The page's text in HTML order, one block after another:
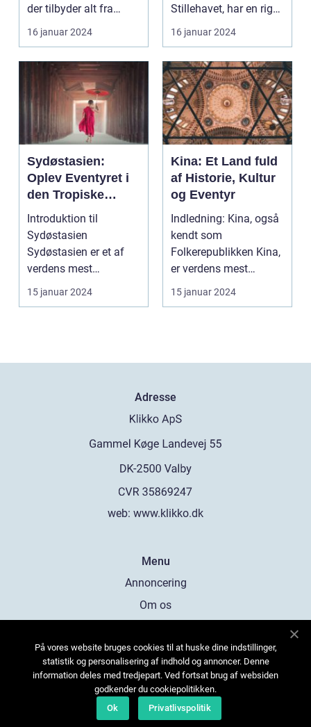
der tilbyder alt fra
smukke strand...
16 januar 2024
Stillehavet, har en rig
og fascinerende kult...
16 januar 2024
Sydøstasien:
Oplev Eventyret i
den Tropiske
Paradis
Introduktion til
Sydøstasien
Sydøstasien er et af
verdens mest
populære rejsemål, der
tiltrækker eve...
15 januar 2024
Kina: Et Land fuld
af Historie, Kultur
og Eventyr
Indledning: Kina, også
kendt som
Folkerepublikken Kina,
er verdens mest
folkerige land og er
beligg...
15 januar 2024
Adresse
web: www.klikko.dk
Menu
Annoncering
Om os
Kontakt os
Sitemap
På vores website bruges cookies til at huske dine indstillinger,
statistik og personalisering af indhold og annoncer. Denne
information deles med tredjepart. Ved fortsat brug af websiden
godkender du cookiepolitikken.
Ok
Privatlivspolitik